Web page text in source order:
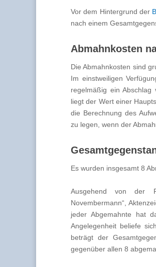
Vor dem Hintergrund der
nach einem
Abmahnkosten
Die Abmahnkosten sind
Im einstweiligen
regelmäßig ein Abschlag
liegt der Wert einer
die Berechnung des
zu legen, wenn der
Es wurden insgesamt 8
Ausgehend von der
Novembermann“,
jeder Abgemahnte hat
Angelegenheit beliefe
beträgt der
gegenüber allen 8